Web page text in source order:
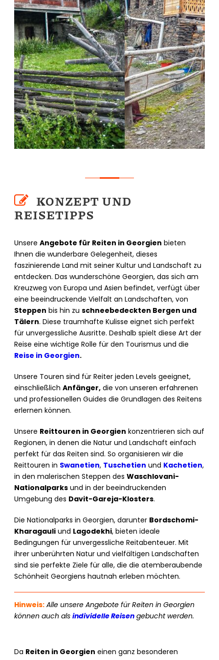
KONZEPT UND
REISETIPPS
Unsere Angebote für Reiten in Georgien bieten
Ihnen die wunderbare Gelegenheit, dieses
faszinierende Land mit seiner Kultur und Landschaft zu
entdecken. Das wunderschöne Georgien, das sich am
Kreuzweg von Europa und Asien befindet, verfügt über
eine beeindruckende Vielfalt an Landschaften, von
Steppen bis hin zu schneebedeckten Bergen und
Tälern. Diese traumhafte Kulisse eignet sich perfekt
für unvergessliche Ausritte. Deshalb spielt diese Art der
Reise eine wichtige Rolle für den Tourismus und die
Reise in Georgien.
Unsere Touren sind für Reiter jeden Levels geeignet,
einschließlich Anfänger, die von unseren erfahrenen
und professionellen Guides die Grundlagen des Reitens
erlernen können.
Unsere Reittouren in Georgien konzentrieren sich auf
Regionen, in denen die Natur und Landschaft einfach
perfekt für das Reiten sind. So organisieren wir die
Reittouren in Swanetien, Tuschetien und Kachetien,
in den malerischen Steppen des Waschlovani-
Nationalparks und in der beeindruckenden
Umgebung des Davit-Gareja-Klosters.
Die Nationalparks in Georgien, darunter Bordschomi-
Kharagauli und Lagodekhi, bieten ideale
Bedingungen für unvergessliche Reitabenteuer. Mit
ihrer unberührten Natur und vielfältigen Landschaften
sind sie perfekte Ziele für alle, die die atemberaubende
Schönheit Georgiens hautnah erleben möchten.
Hinweis: Alle unsere Angebote für Reiten in Georgien
können auch als individelle Reisen gebucht werden.
Da Reiten in Georgien einen ganz besonderen